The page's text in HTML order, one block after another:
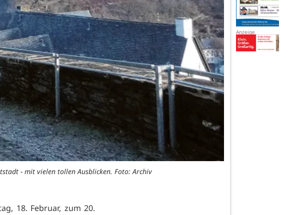
- mit vielen tollen Ausblicken. Foto: Archiv
18. Februar, zum 20.